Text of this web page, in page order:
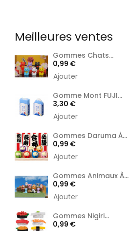
Meilleures ventes
Gommes Chats...
Prix
0,99 €
Ajouter
Gomme Mont FUJI...
Prix
3,30 €
Ajouter
Gommes Daruma À...
Prix
0,99 €
Ajouter
Gommes Animaux À...
Prix
0,99 €
Ajouter
Gommes Nigiri...
Prix
0,99 €